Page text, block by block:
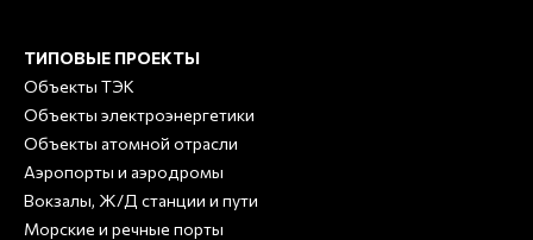
ТИПОВЫЕ ПРОЕКТЫ
Объекты ТЭК
Объекты электроэнергетики
Объекты атомной отрасли
Аэропорты и аэродромы
Вокзалы, Ж/Д станции и пути
Морские и речные порты